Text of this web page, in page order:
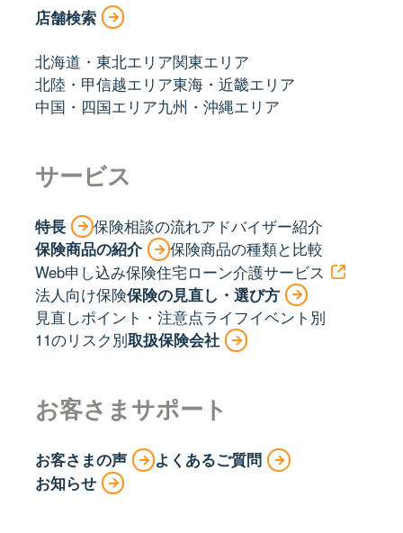
店舗検索
北海道・東北エリア関東エリア
北陸・甲信越エリア東海・近畿エリア
中国・四国エリア九州・沖縄エリア
サービス
特長 保険相談の流れアドバイザー紹介
保険商品の紹介
保険商品の種類と比較
Web申し込み保険住宅ローン介護サービス
法人向け保険保険の見直し・選び方
見直しポイント・注意点ライフイベント別
11のリスク別取扱保険会社
お客さまサポート
お客さまの声
よくあるご質問
お知らせ